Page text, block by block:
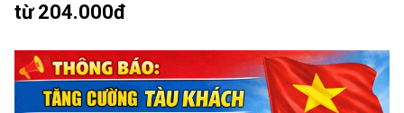
từ 204.000đ